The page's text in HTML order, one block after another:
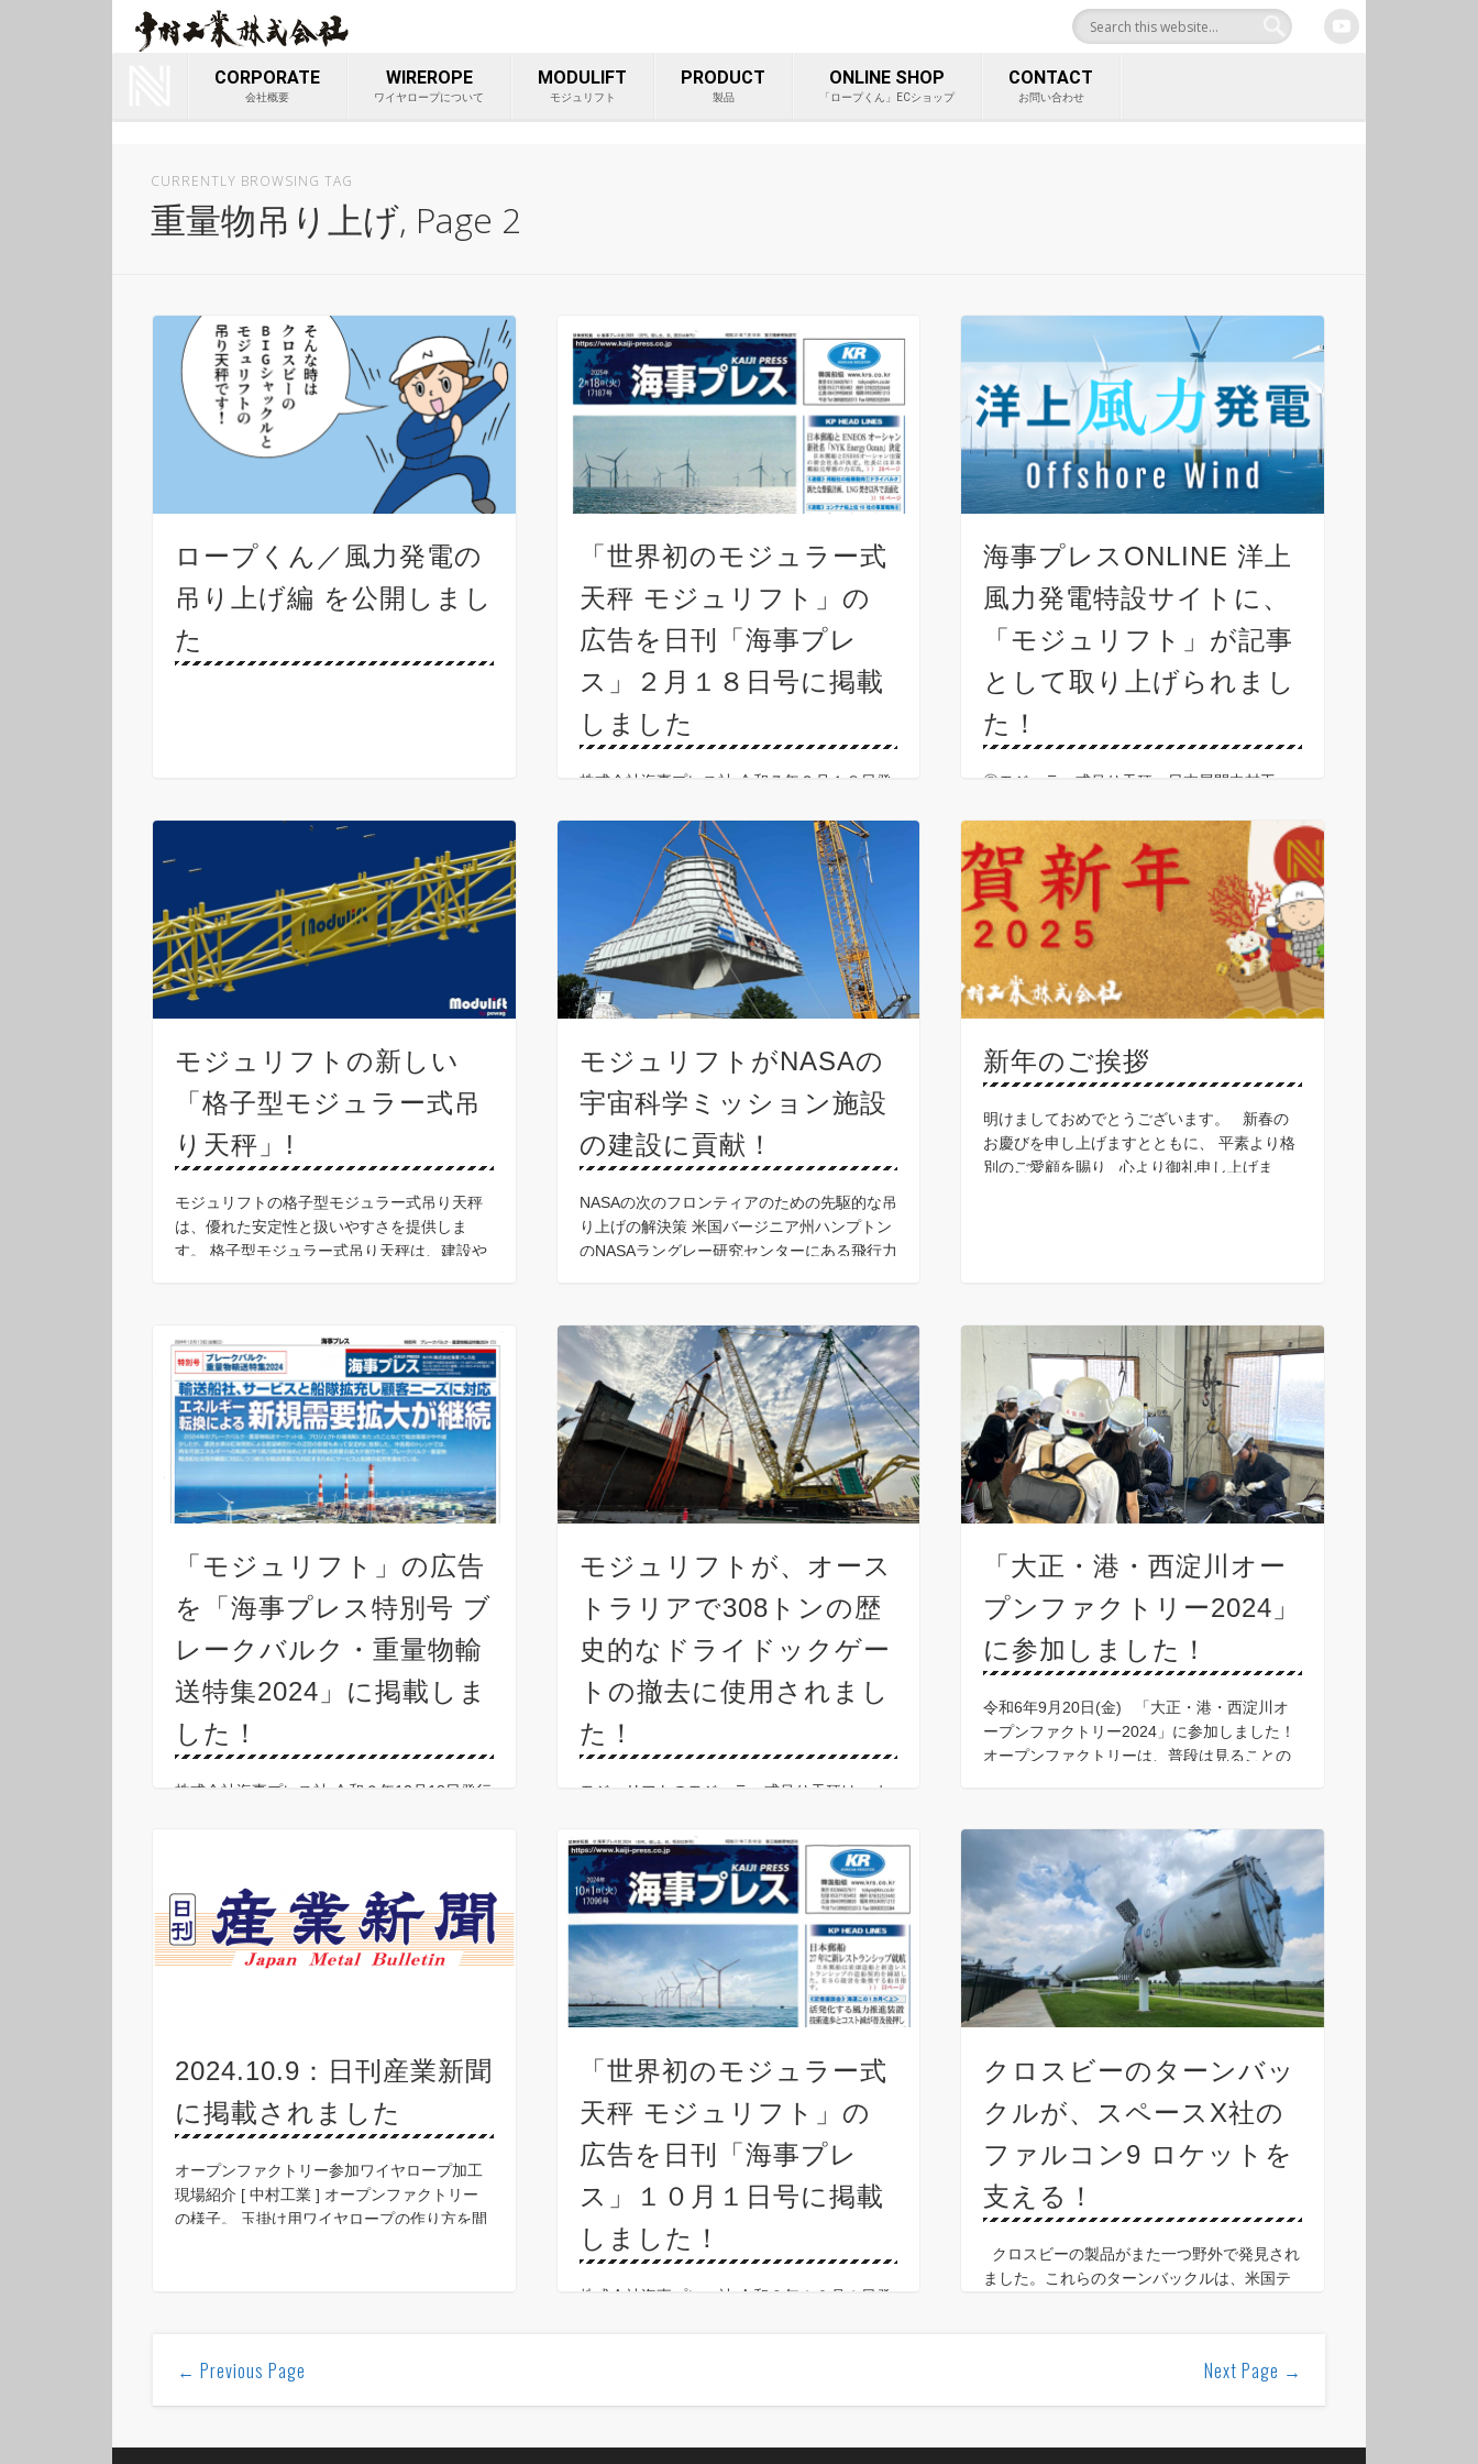
ワイヤロープ等重量物吊り上げ製品総合サイト 中村工業株式
Youtube
CORPORATE
会社概要
WIREROPE
ワイヤロープについて
MODULIFT
モジュリフト
PRODUCT
製品
ONLINE SHOP
「ロープくん」ECショップ
CONTACT
お問い合わせ
CURRENTLY BROWSING TAG
重量物吊り上げ, Page 2
ロープくん／風力発電の
吊り上げ編 を公開しまし
た
「世界初のモジュラー式
天秤 モジュリフト」の
広告を日刊「海事プレ
ス」２月１８日号に掲載
しました
株式会社海事プレス社 令和７年２月１８日発
界初のモジュラー式天秤 モジュリフト」の広
告を掲載しました。ご覧ください。 ●モジュ
ラー式吊り天秤のお問い合わせはモジュリフ
ト日本代理店 …
海事プレスONLINE 洋上
風力発電特設サイトに、
「モジュリフト」が記事
として取り上げられまし
た！
◎モジュラー式吊り天秤、日本展開中村工
https://www.kaijipress.com/news/shipbuilding/
2025/02/190665/ ◎海事プレスONLI …
モジュリフトの新しい
「格子型モジュラー式吊
り天秤」!
モジュリフトの格子型モジュラー式吊り天秤
は、優れた安定性と扱いやすさを提供しま
す。 格子型モジュラー式吊り天秤は、建設や
モジュリフトがNASAの
宇宙科学ミッション施設
の建設に貢献！
NASAの次のフロンティアのための先駆的な吊
り上げの解決策 米国バージニア州ハンプトン
のNASAラングレー研究センターにある飛行力
は …
新年のご挨拶
明けましておめでとうございます。 新春の
お慶びを申し上げますとともに、 平素より格
別のご愛顧を賜り 心より御礼申し上げま
「モジュリフト」の広告
を「海事プレス特別号 ブ
レークバルク・重量物輸
送特集2024」に掲載しま
した！
株式会社海事プレス社 令和６年12月18日発行
た。ご覧ください。●モジュラー式吊り天秤の
お問 …
モジュリフトが、オース
トラリアで308トンの歴
史的なドライドックゲー
トの撤去に使用されまし
た！
モジュリフトのモジュラー式吊り天秤は、オ
たしました。そこで Queensland Rigging Hire
Pty 社とその顧客である East Coast Cranes
and …
「大正・港・西淀川オー
プンファクトリー2024」
に参加しました！
令和6年9月20日(金) 「大正・港・西淀川オ
ープンファクトリー2024」に参加しました！
オープンファクトリーは、普段は見ることの
で …
2024.10.9：日刊産業新聞
に掲載されました
オープンファクトリー参加ワイヤロープ加工
現場紹介 [ 中村工業 ] オープンファクトリー
の様子。 玉掛け用ワイヤロープの作り方を間
「世界初のモジュラー式
天秤 モジュリフト」の
広告を日刊「海事プレ
ス」１０月１日号に掲載
しました！
株式会社海事プレス社 令和６年１０月１日発
クロスビーのターンバッ
クルが、スペースX社の
ファルコン9 ロケットを
支える！
クロスビーの製品がまた一つ野外で発見され
ました。これらのターンバックルは、米国テ
← Previous Page Next Page →